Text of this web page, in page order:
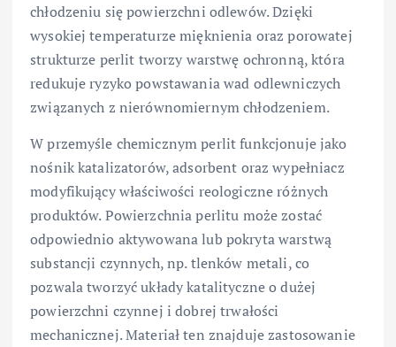
chłodzeniu się powierzchni odlewów. Dzięki
wysokiej temperaturze mięknienia oraz porowatej
strukturze perlit tworzy warstwę ochronną, która
redukuje ryzyko powstawania wad odlewniczych
związanych z nierównomiernym chłodzeniem.
W przemyśle chemicznym perlit funkcjonuje jako
nośnik katalizatorów, adsorbent oraz wypełniacz
modyfikujący właściwości reologiczne różnych
produktów. Powierzchnia perlitu może zostać
odpowiednio aktywowana lub pokryta warstwą
substancji czynnych, np. tlenków metali, co
pozwala tworzyć układy katalityczne o dużej
powierzchni czynnej i dobrej trwałości
mechanicznej. Materiał ten znajduje zastosowanie